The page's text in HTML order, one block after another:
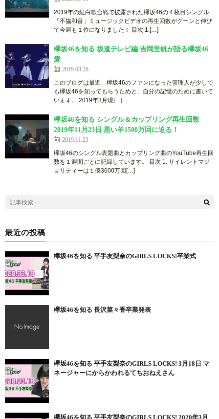
2019年の紅白歌合戦で披露された欅坂46の４枚目シングル
「不協和音」ミュージックビデオの再生回数がグーンと伸び
て今週も１位になりました！ 目次 1.[…]
欅坂46を知る 坂道テレビ編 吉岡里帆が語る欅坂46
愛
2019.03.26
このブログは最近、欅坂46のファンになった管理人が少しで
も欅坂46を知ってもらうためと、自分の記憶のために書いて
います。 20 1 9 年 3月 現 […]
欅坂46を知る シングル＆カップリング再生回数
2019年11月23日 黒い羊1500万回に迫る！
2019.11.23
欅坂46のシングル表題曲とカップリング曲のYouTube再生回
数を１週間ごとに記録しています。 目次 1. サイレントマジ
ョリティーは１億3600万回[…]
最近の投稿
欅坂46を知る 平手友梨奈のGIRLS LOCKS!卒業式
欅坂46を知る 長沢菜々香卒業発表
欅坂46を知る 平手友梨奈のGIRLS LOCKS! 3月18日 マ
ネージャーにからかわれるてちおねえさん
欅坂46を知る 平手友梨奈のGIRLS LOCKS! 2020年3月